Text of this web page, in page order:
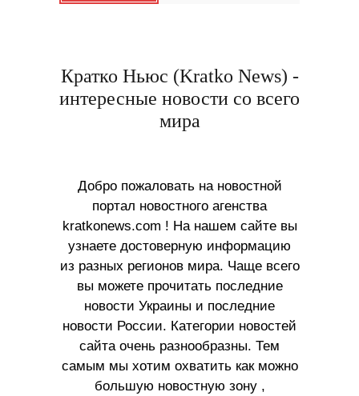
Кратко Ньюс (Kratko News) -
интересные новости со всего
мира
Добро пожаловать на новостной
портал новостного агенства
kratkonews.com ! На нашем сайте вы
узнаете достоверную информацию
из разных регионов мира. Чаще всего
вы можете прочитать последние
новости Украины и последние
новости России. Категории новостей
сайта очень разнообразны. Тем
самым мы хотим охватить как можно
большую новостную зону ,